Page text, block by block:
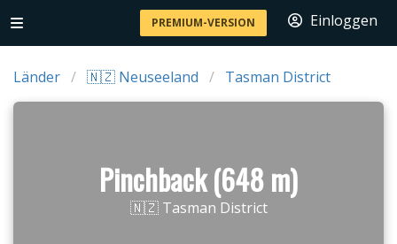
PREMIUM-VERSION Einloggen
Länder 🇳🇿 Neuseeland Tasman District
Pinchback (648 m)
🇳🇿 Tasman District